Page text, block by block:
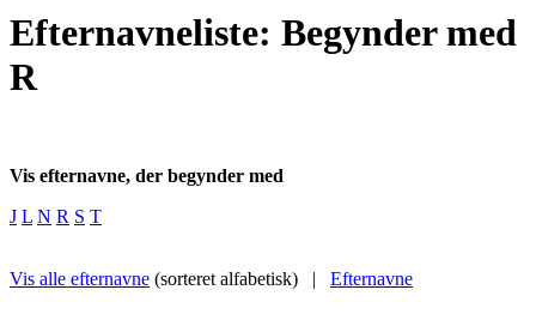
Efternavneliste: Begynder med
R
Vis efternavne, der begynder med
J L N R S T
Vis alle efternavne (sorteret alfabetisk) | Efternavne